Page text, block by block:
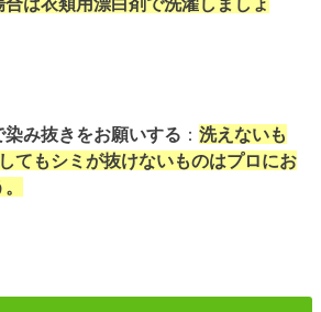
み抜きをお願いする ： 洗えないも
てもシミが抜けないものはプロにお